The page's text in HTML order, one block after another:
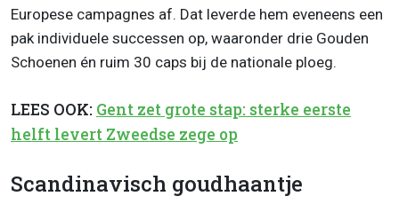
Europese campagnes af. Dat leverde hem eveneens een
pak individuele successen op, waaronder drie Gouden
Schoenen én ruim 30 caps bij de nationale ploeg.
LEES OOK: Gent zet grote stap: sterke eerste
helft levert Zweedse zege op
Scandinavisch goudhaantje